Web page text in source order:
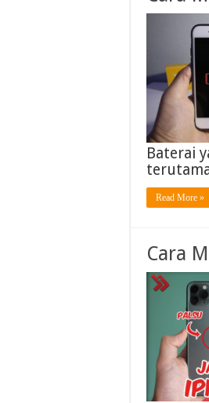
Baterai
Read More »
Cara